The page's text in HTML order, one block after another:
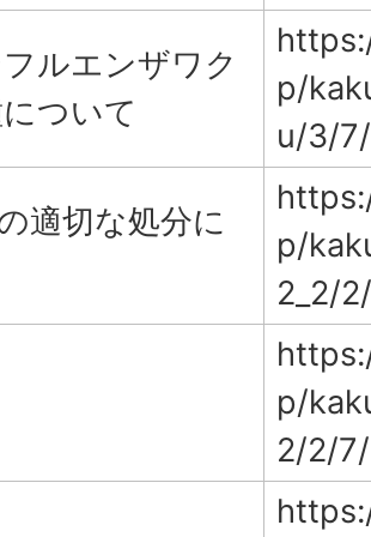
ルエンザワク
ついて
p/
u/3/
適切な処分に
p/
2_2/
p/
2/2/